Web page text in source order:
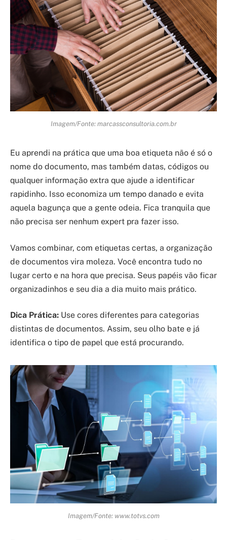
Imagem/Fonte: marcassconsultoria.com.br
Eu aprendi na prática que uma boa etiqueta não é só o
nome do documento, mas também datas, códigos ou
qualquer informação extra que ajude a identificar
rapidinho. Isso economiza um tempo danado e evita
aquela bagunça que a gente odeia. Fica tranquila que
não precisa ser nenhum expert pra fazer isso.
Vamos combinar, com etiquetas certas, a organização
de documentos vira moleza. Você encontra tudo no
lugar certo e na hora que precisa. Seus papéis vão ficar
organizadinhos e seu dia a dia muito mais prático.
Dica Prática: Use cores diferentes para categorias
distintas de documentos. Assim, seu olho bate e já
identifica o tipo de papel que está procurando.
Imagem/Fonte: www.totvs.com